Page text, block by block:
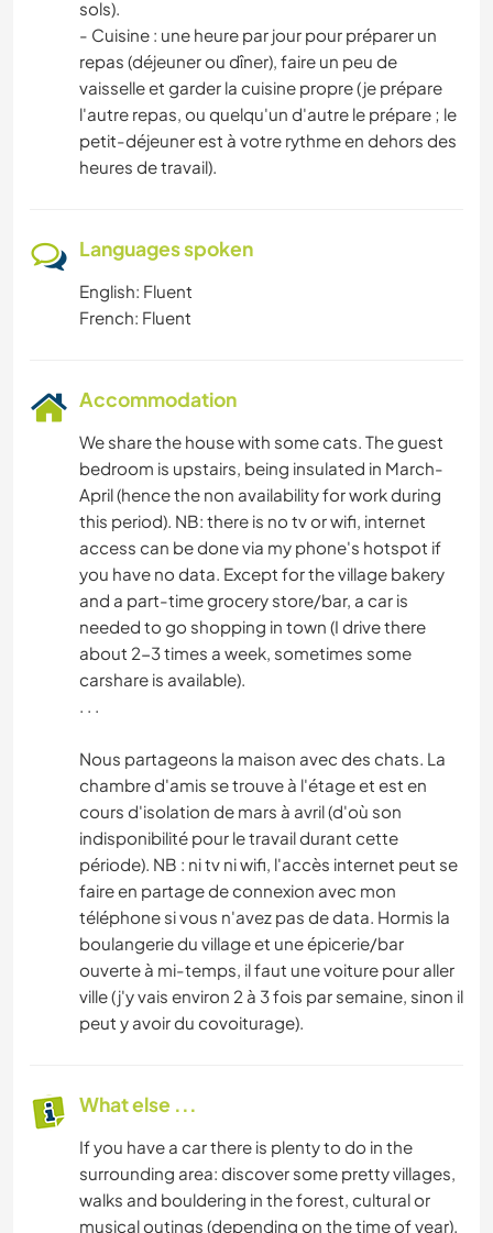
sols).
- Cuisine : une heure par jour pour préparer un
repas (déjeuner ou dîner), faire un peu de
vaisselle et garder la cuisine propre (je prépare
l'autre repas, ou quelqu'un d'autre le prépare ; le
petit-déjeuner est à votre rythme en dehors des
heures de travail).
Languages spoken
English: Fluent
French: Fluent
Accommodation
We share the house with some cats. The guest
bedroom is upstairs, being insulated in March-
April (hence the non availability for work during
this period). NB: there is no tv or wifi, internet
access can be done via my phone's hotspot if
you have no data. Except for the village bakery
and a part-time grocery store/bar, a car is
needed to go shopping in town (I drive there
about 2-3 times a week, sometimes some
carshare is available).
. . .
Nous partageons la maison avec des chats. La
chambre d'amis se trouve à l'étage et est en
cours d'isolation de mars à avril (d'où son
indisponibilité pour le travail durant cette
période). NB : ni tv ni wifi, l'accès internet peut se
faire en partage de connexion avec mon
téléphone si vous n'avez pas de data. Hormis la
boulangerie du village et une épicerie/bar
ouverte à mi-temps, il faut une voiture pour aller
ville (j'y vais environ 2 à 3 fois par semaine, sinon il
peut y avoir du covoiturage).
What else ...
If you have a car there is plenty to do in the
surrounding area: discover some pretty villages,
walks and bouldering in the forest, cultural or
musical outings (depending on the time of year).